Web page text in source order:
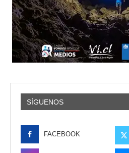
SÍGUENOS
FACEBOOK